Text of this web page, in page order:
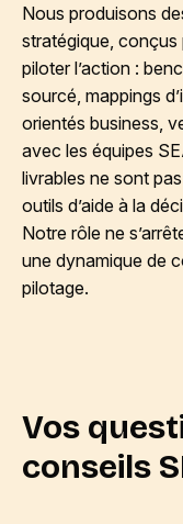
Nous produisons
stratégique,
piloter l’action :
sourcé, mappings
orientés business,
avec les équipes
livrables ne sont
outils d’aide à la
Notre rôle ne
une dynamique de
pilotage.
Vos
conseils